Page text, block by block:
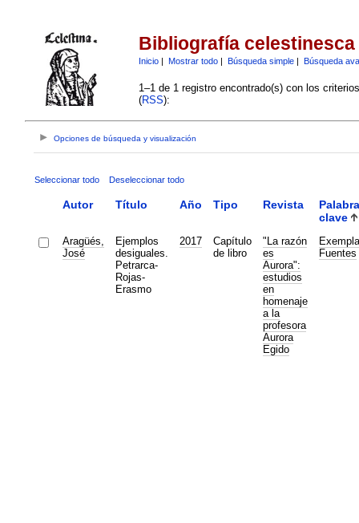
Bibliografía celestinesca
Inicio| Mostrar todo| Búsqueda simple| Búsqueda
1–1 de 1 registro encontrado(s) con los
(RSS):
Opciones de búsqueda y visualización
Seleccionar todo Deseleccionar todo
Autor Título Año Tipo Revista
clave
Aragüés,
José
Ejemplos
desiguales.
Petrarca-
Rojas-
Erasmo
2017
Capítulo
de libro
"La razón
es
Aurora":
estudios
en
homenaje
a la
profesora
Aurora
Egido
Exempla
Fuentes